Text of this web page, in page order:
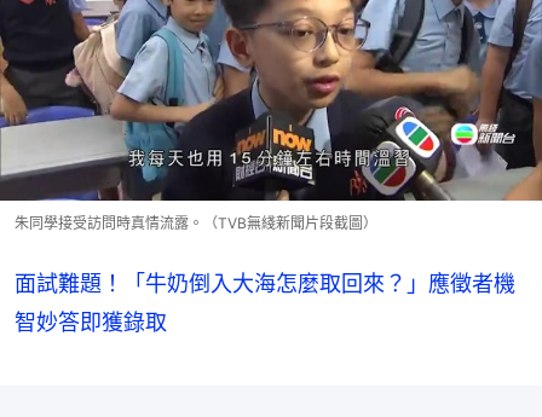
朱同學接受訪問時真情流露。（TVB無綫新聞片段截圖）
面試難題！「牛奶倒入大海怎麼取回來？」應徵者機
智妙答即獲錄取